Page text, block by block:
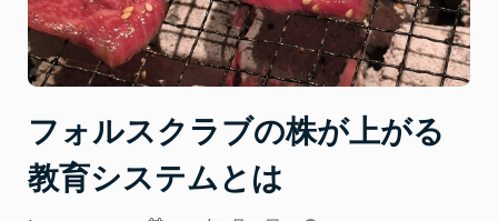
フォルスクラブの株が上がる
教育システムとは